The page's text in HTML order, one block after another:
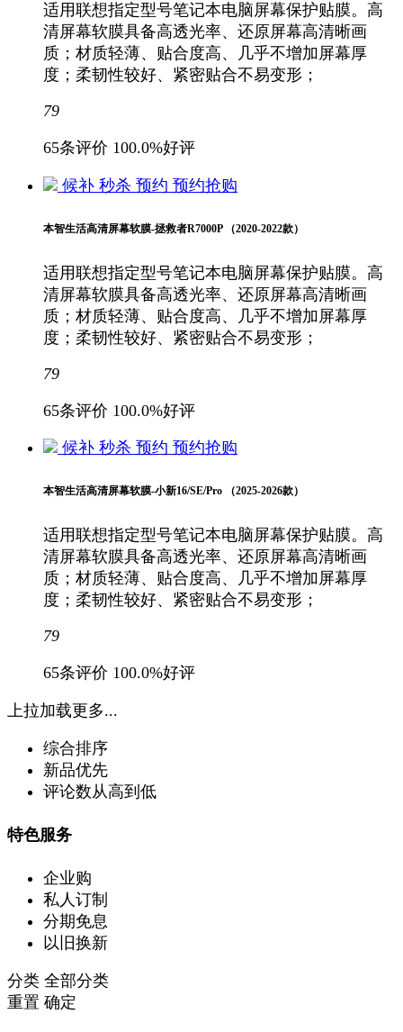
适用联想指定型号笔记本电脑屏幕保护贴膜。高
清屏幕软膜具备高透光率、还原屏幕高清晰画
质；材质轻薄、贴合度高、几乎不增加屏幕厚
度；柔韧性较好、紧密贴合不易变形；
79
65条评价 100.0%好评
候补 秒杀 预约 预约抢购
本智生活高清屏幕软膜-拯救者R7000P （2020-2022款）
适用联想指定型号笔记本电脑屏幕保护贴膜。高
清屏幕软膜具备高透光率、还原屏幕高清晰画
质；材质轻薄、贴合度高、几乎不增加屏幕厚
度；柔韧性较好、紧密贴合不易变形；
79
65条评价 100.0%好评
候补 秒杀 预约 预约抢购
本智生活高清屏幕软膜-小新16/SE/Pro （2025-2026款）
适用联想指定型号笔记本电脑屏幕保护贴膜。高
清屏幕软膜具备高透光率、还原屏幕高清晰画
质；材质轻薄、贴合度高、几乎不增加屏幕厚
度；柔韧性较好、紧密贴合不易变形；
79
65条评价 100.0%好评
上拉加载更多...
综合排序
新品优先
评论数从高到低
特色服务
企业购
私人订制
分期免息
以旧换新
分类 全部分类
重置 确定